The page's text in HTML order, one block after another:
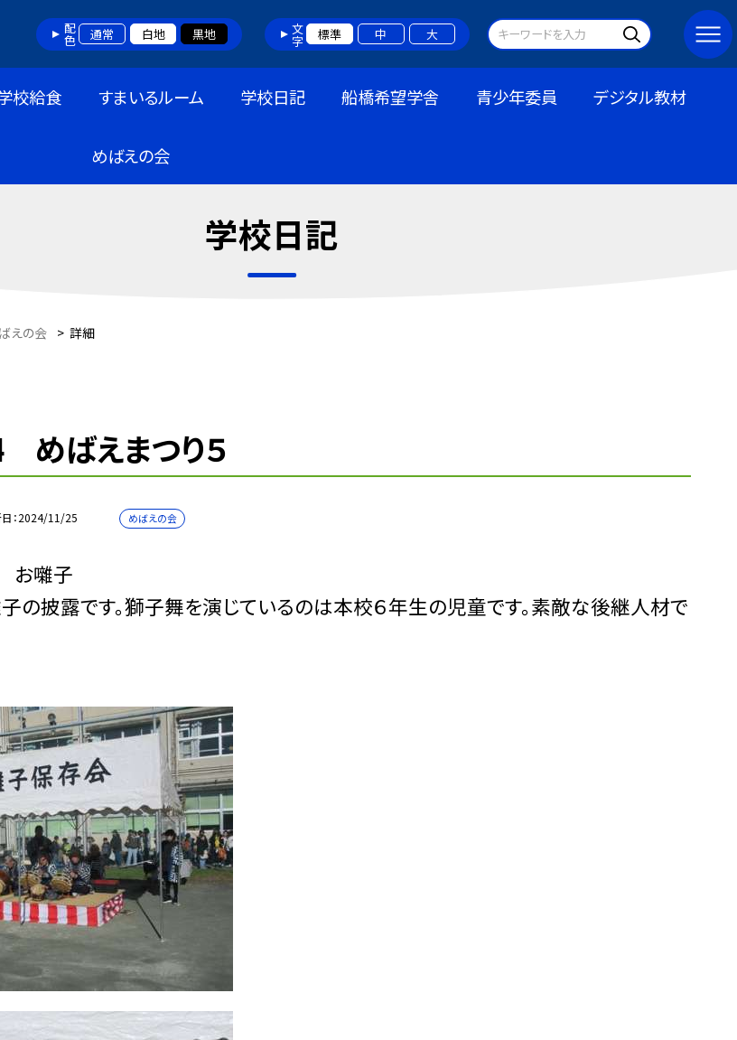
配色 通常 白地 黒地 文字 標準 中 大
校給食 すまいるルーム 学校日記 船橋希望学舎 青少年委員 デジタル教材
めばえの会
学校日記
えの会 > 詳細
ばえまつり５
2024/11/25 めばえの会
お囃子
の披露です。獅子舞を演じているのは本校６年生の児童です。素敵な後継人材で